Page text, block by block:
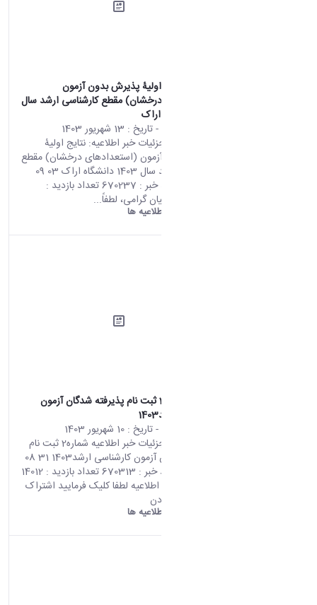
اطلاعیه: نتایج اولیۀ پذیرش بدون آزمون
(استعدادهای درخشان) مقطع کارشناسی ارشد سال
- تاریخ : 13 شهریور 1403
صفحه اصلی جزئیات خبر اطلاعیه: نتایج اولیۀ
پذیرش بدون آزمون (استعدادهای درخشان) مقطع
کارشناسی ارشد سال 1403 دانشگاه اراک 03 09
2024 01:07 کد خبر : 670237 تعداد بازدید :
اطلاعیه ها
اطلاعیه شماره2 ثبت نام پذیرفته شدگان آزمون
کارشناسی ارشد1403
- تاریخ : 10 شهریور 1403
صفحه اصلی جزئیات خبر اطلاعیه شماره2 ثبت نام
پذیرفته شدگان آزمون کارشناسی ارشد1403 31 08
2024 02:22 کد خبر : 670313 تعداد بازدید : 14012
جهت مشاهده اطلاعیه لطفا کلیک فرمایید اشتراک
گذاری چاپ کردن
اطلاعیه ها